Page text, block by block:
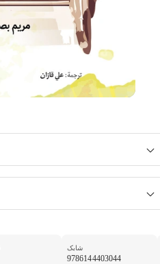
شابک
9786144403044